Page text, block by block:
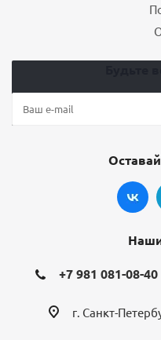
+7 981 081-08-40
г. Санкт-